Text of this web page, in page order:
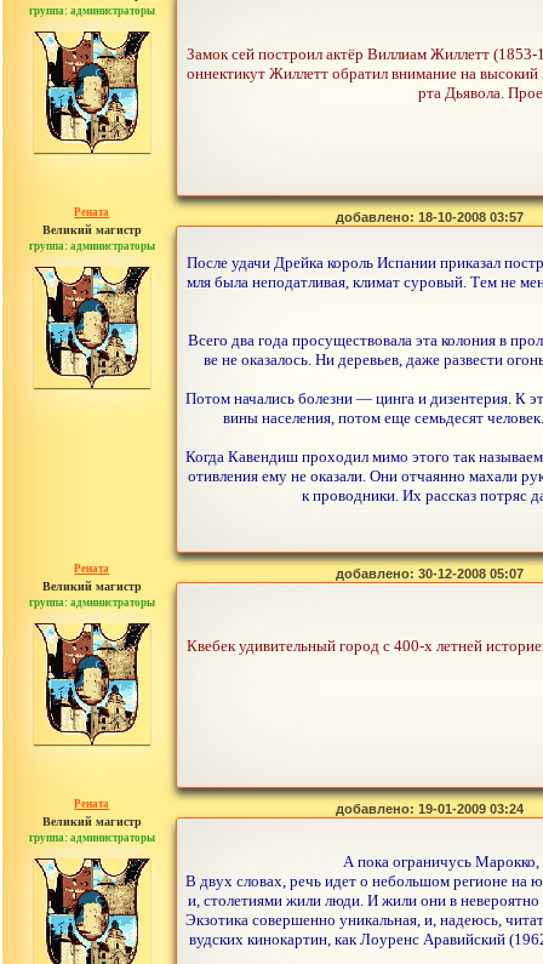
группа: администраторы
сообщений: 30442
Замок сей построил актёр Виллиам Жиллетт
оннектикут Жиллетт обратил внимание на
рта Дьявола.
Рената
Великий магистр
группа: администраторы
сообщений: 30442
добавлено: 18-10-2008 03:57
После удачи Дрейка король Испании приказал
мля была неподатливая, климат суровый. Тем не
Всего два года просуществовала эта колония в
ве не оказалось. Ни деревьев, даже развести
Потом начались болезни — цинга и дизентерия. К
вины населения, потом еще семьдесят
Когда Кавендиш проходил мимо этого так
отивления ему не оказали. Они отчаянно махали
к проводники. Их рассказ потряс
Рената
Великий магистр
группа: администраторы
сообщений: 30442
добавлено: 30-12-2008 05:07
Квебек удивительный город с 400-х летней
Рената
Великий магистр
группа: администраторы
сообщений: 30442
добавлено: 19-01-2009 03:24
А пока ограничусь Марокко,
В двух словах, речь идет о небольшом регионе на
и, столетиями жили люди. И жили они в
Экзотика совершенно уникальная, и, надеюсь,
вудских кинокартин, как Лоуренс Аравийский